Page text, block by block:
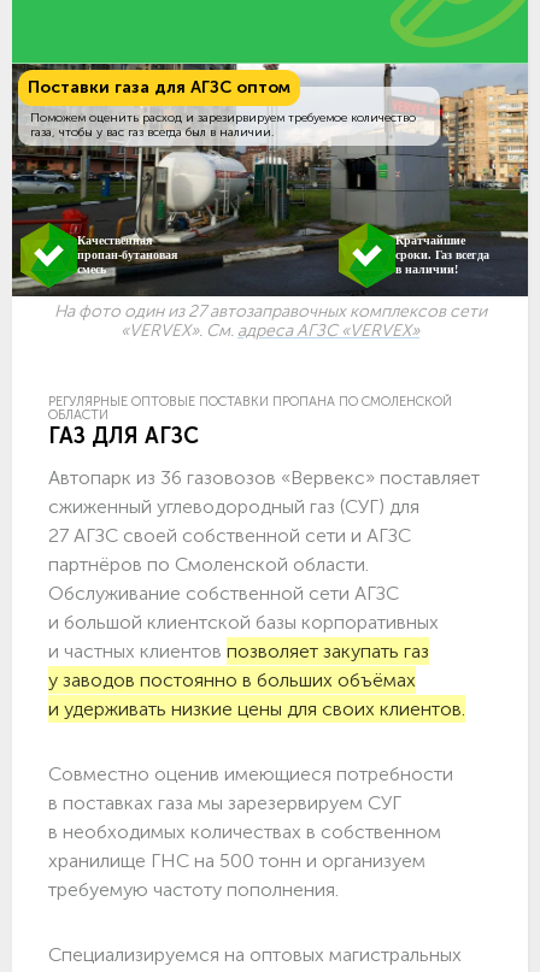
Поставки газа для АГЗС оптом
Поможем оценить расход и зарезирвируем требуемое количество
газа, чтобы у вас газ всегда был в наличии.
Качественная
пропан-бутановая
смесь
Кратчайшие
сроки. Газ всегда
в наличии!
На фото один из 27 автозаправочных комплексов сети
«VERVEX». См. адреса АГЗС «VERVEX»
РЕГУЛЯРНЫЕ ОПТОВЫЕ ПОСТАВКИ ПРОПАНА ПО СМОЛЕНСКОЙ
ОБЛАСТИ
ГАЗ ДЛЯ АГЗС
Автопарк из 36 газовозов «Вервекс» поставляет
сжиженный углеводородный газ (СУГ) для
27 АГЗС своей собственной сети и АГЗС
партнёров по Смоленской области.
Обслуживание собственной сети АГЗС
и большой клиентской базы корпоративных
и частных клиентов позволяет закупать газ
у заводов постоянно в больших объёмах
и удерживать низкие цены для своих клиентов.
Совместно оценив имеющиеся потребности
в поставках газа мы зарезервируем СУГ
в необходимых количествах в собственном
хранилище ГНС на 500 тонн и организуем
требуемую частоту пополнения.
Специализируемся на оптовых магистральных